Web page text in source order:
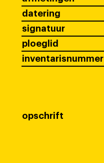
datering
signatuur
ploeglid
inventarisnummer
opschrift